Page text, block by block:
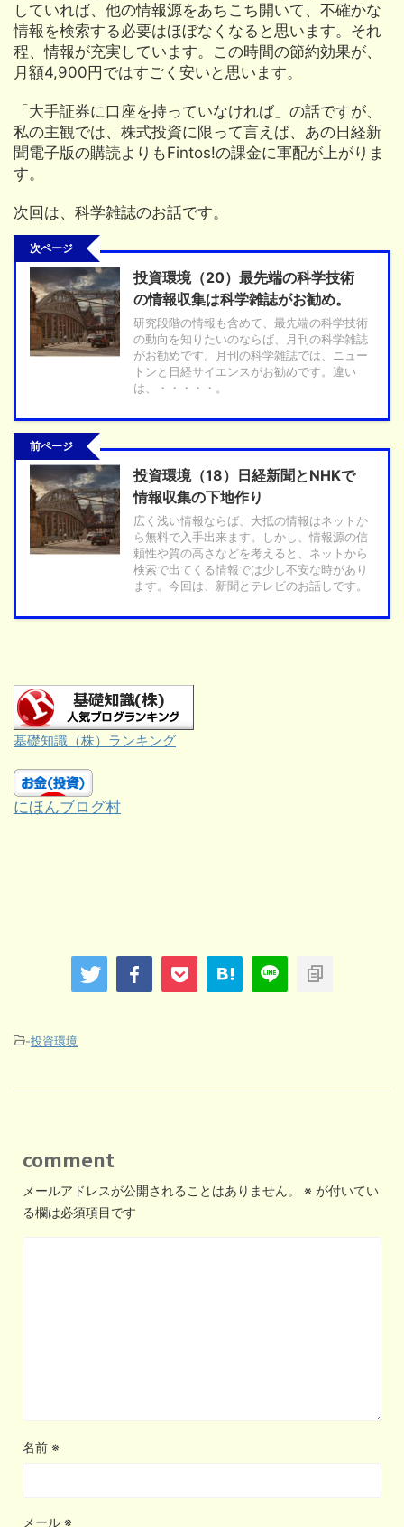
していれば、他の情報源をあちこち開いて、不確かな
情報を検索する必要はほぼなくなると思います。それ
程、情報が充実しています。この時間の節約効果が、
月額4,900円ではすごく安いと思います。
「大手証券に口座を持っていなければ」の話ですが、
私の主観では、株式投資に限って言えば、あの日経新
聞電子版の購読よりもFintos!の課金に軍配が上がりま
す。
次回は、科学雑誌のお話です。
次ページ
投資環境（20）最先端の科学技術
の情報収集は科学雑誌がお勧め。
研究段階の情報も含めて、最先端の科学技術
の動向を知りたいのならば、月刊の科学雑誌
がお勧めです。月刊の科学雑誌では、ニュー
トンと日経サイエンスがお勧めです。違い
は、・・・・・。
前ページ
投資環境（18）日経新聞とNHKで
情報収集の下地作り
広く浅い情報ならば、大抵の情報はネットか
ら無料で入手出来ます。しかし、情報源の信
頼性や質の高さなどを考えると、ネットから
検索で出てくる情報では少し不安な時があり
ます。今回は、新聞とテレビのお話しです。
基礎知識（株）ランキング
にほんブログ村
-投資環境
comment
メールアドレスが公開されることはありません。 ※ が付いてい
る欄は必須項目です
名前 ※
メール ※